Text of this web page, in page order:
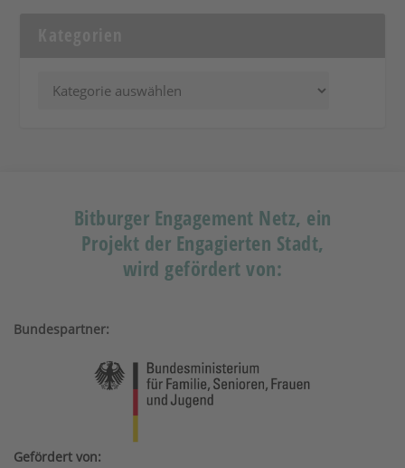
Bitburger Engagement Netz, ein
Projekt der Engagierten Stadt,
wird gefördert von:
Bundespartner:
Gefördert von: